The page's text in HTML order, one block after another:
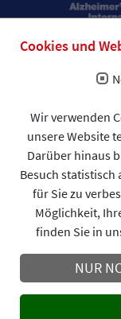
Cookies und
Wir verwenden
unsere Website
Darüber hinaus
Besuch statistisch
für Sie zu
Möglichkeit,
finden Sie in
NUR